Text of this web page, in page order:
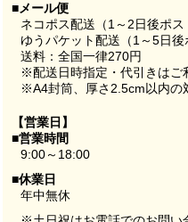
■メール便
ネコポス配送（1～2日後ポ
ゆうパケット配送（1～5日
送料：全国一律270円
※配送日時指定・代引きはご
※A4封筒、厚さ2.5cm以内の
【営業日】
■営業時間
9:00～18:00
■休業日
年中無休